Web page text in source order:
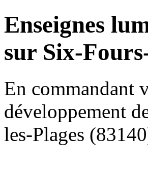
Enseignes
sur Six-
En commandant
développement
les-Plages